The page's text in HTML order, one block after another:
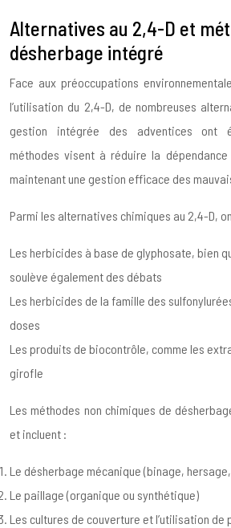
Alternatives au 2,4-D et
désherbage intégré
Face aux préoccupations
l’utilisation du 2,4-D, de nombreuses
gestion intégrée des adventices ont
méthodes visent à réduire la
maintenant une gestion efficace des
Parmi les alternatives chimiques au 2,4-D,
Les herbicides à base de glyphosate, bien
soulève également des débats
Les herbicides de la famille des
doses
Les produits de biocontrôle, comme les
girofle
Les méthodes non chimiques de
et incluent :
Le désherbage mécanique (binage,
Le paillage (organique ou synthétique)
Les cultures de couverture et l’utilisation